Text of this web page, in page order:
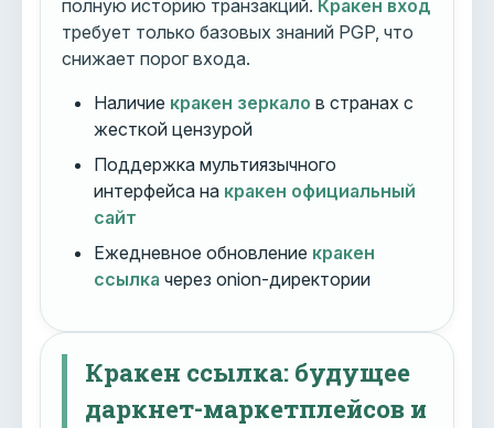
полную историю транзакций. Кракен вход
требует только базовых знаний PGP, что
снижает порог входа.
Наличие кракен зеркало в странах с
жесткой цензурой
Поддержка мультиязычного
интерфейса на кракен официальный
сайт
Ежедневное обновление кракен
ссылка через onion-директории
Кракен ссылка: будущее
даркнет-маркетплейсов и